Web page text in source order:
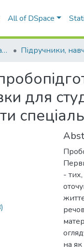
All of DSpace
13. Факультет хімії та фармації
для
-
на